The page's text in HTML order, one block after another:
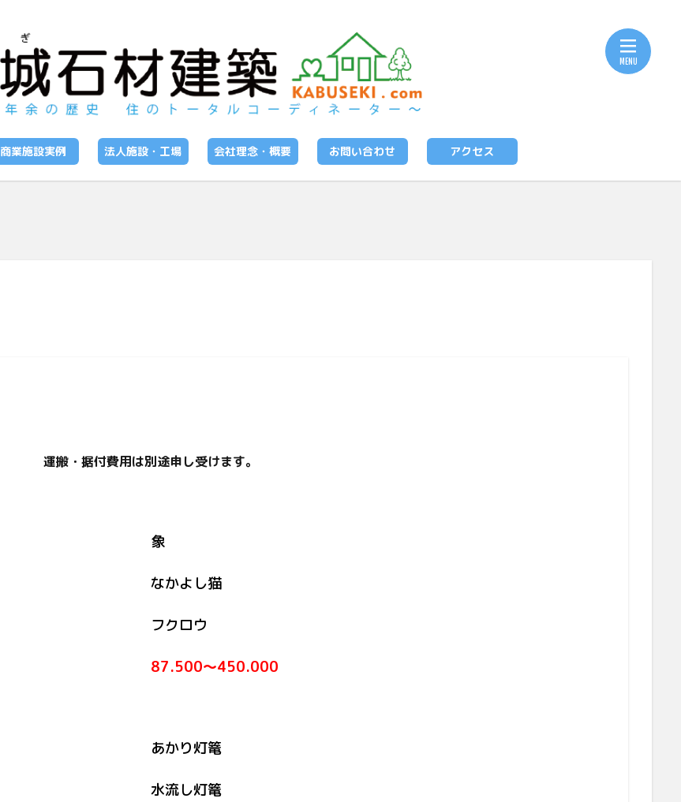
商業施設実例 法人施設・工場 会社理念・概要 お問い合わせ アクセス
運搬・据付費用は別途申し受けます。
象
なかよし猫
フクロウ
87.500～450.000
あかり灯篭
水流し灯篭